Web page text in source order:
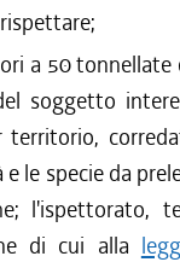
a 50 tonnellate
soggetto
territorio,
le specie da
l'ispettorato,
di cui alla